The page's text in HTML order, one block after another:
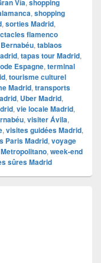
Vía, shopping
, shopping
, sorties Madrid,
flamenco
, tablaos
, tapas tour Madrid,
Espagne, terminal
, tourisme culturel
Madrid, transports
, Uber Madrid,
, vie locale Madrid,
, visiter Ávila,
, visites guidées Madrid,
Paris Madrid, voyage
, week-end
sûres Madrid